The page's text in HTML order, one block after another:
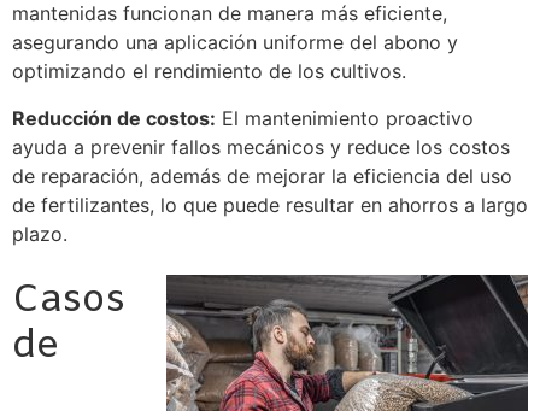
mantenidas funcionan de manera más eficiente,
asegurando una aplicación uniforme del abono y
optimizando el rendimiento de los cultivos.
Reducción de costos: El mantenimiento proactivo
ayuda a prevenir fallos mecánicos y reduce los costos
de reparación, además de mejorar la eficiencia del uso
de fertilizantes, lo que puede resultar en ahorros a largo
plazo.
Casos
de